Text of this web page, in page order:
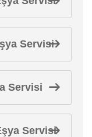
Servisi
Servisi
Servisi